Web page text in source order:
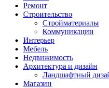
Ремонт
Строительство
Стройматериалы
Коммуникации
Интерьер
Мебель
Недвижимость
Архитектура и дизайн
Ландшафтный
Магазин